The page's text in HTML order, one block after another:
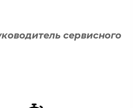
сервисного